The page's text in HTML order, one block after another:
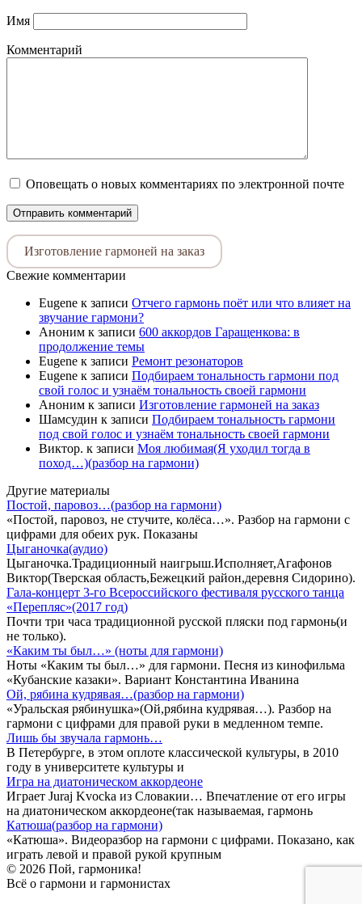
Имя
Комментарий
Оповещать о новых комментариях по электронной почте
Изготовление гармоней на заказ
Свежие комментарии
Eugene к записи Отчего гармонь поёт или что влияет на
звучание гармони?
Аноним к записи 600 аккордов Гаращенкова: в
продолжение темы
Eugene к записи Ремонт резонаторов
Eugene к записи Подбираем тональность гармони под
свой голос и узнаём тональность своей гармони
Аноним к записи Изготовление гармоней на заказ
Шамсудин к записи Подбираем тональность гармони
под свой голос и узнаём тональность своей гармони
Виктор. к записи Моя любимая(Я уходил тогда в
поход…)(разбор на гармони)
Другие материалы
Постой, паровоз…(разбор на гармони)
«Постой, паровоз, не стучите, колёса…». Разбор на гармони с
цифрами для обеих рук. Показаны
Цыганочка(аудио)
Цыганочка.Традиционный наигрыш.Исполняет,Агафонов
Виктор(Тверская область,Бежецкий район,деревня Сидорино).
Гала-концерт 3-го Всероссийского фестиваля русского танца
«Перепляс»(2017 год)
Почти три часа традиционной русской пляски под гармонь(и
не только).
«Каким ты был…» (ноты для гармони)
Ноты «Каким ты был…» для гармони. Песня из кинофильма
«Кубанские казаки». Вариант Константина Иванина
Ой, рябина кудрявая…(разбор на гармони)
«Уральская рябинушка»(Ой,рябина кудрявая…). Разбор на
гармони с цифрами для правой руки в медленном темпе.
Лишь бы звучала гармонь…
В Петербурге, в этом оплоте классической культуры, в 2010
году в университете культуры и
Игра на диатоническом аккордеоне
Играет Juraj Kvocka из Словакии… Впечатление от его игры
на диатоническом аккордеоне(так называемая, гармонь
Катюша(разбор на гармони)
«Катюша». Видеоразбор на гармони с цифрами. Показано, как
играть левой и правой рукой крупным
© 2026 Пой, гармоника!
Всё о гармони и гармонистах